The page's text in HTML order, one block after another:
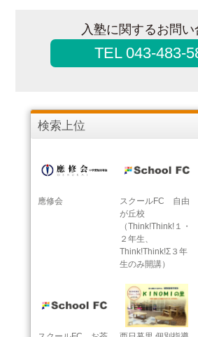
入塾に関するお問
TEL 043-483-
検索上位
應修会
スクールFC 自由
が丘校
（Think!Think!１・
２年生、
Think!Think!Σ３年
生のみ開講）